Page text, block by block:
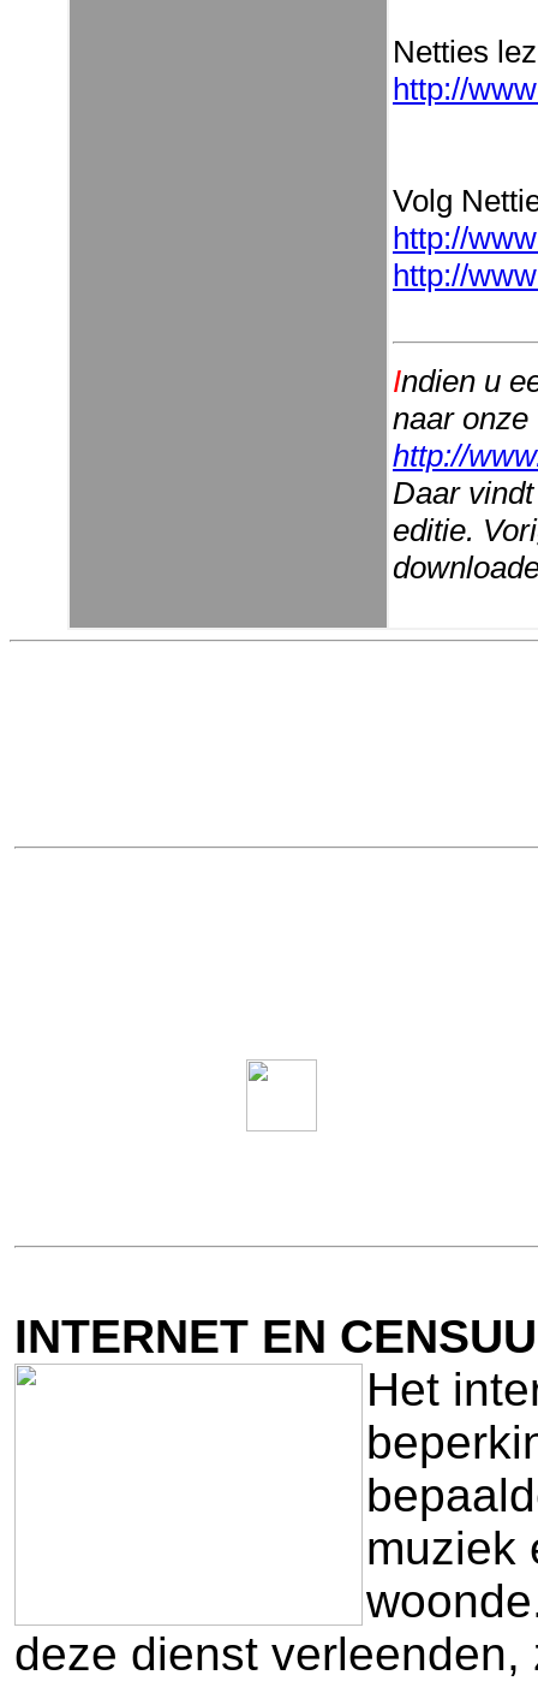
Netties
http://
Volg
http://
http://
Indien u
naar
http://
Daar
editie.
INTERNET EN
Het
muziek
deze dienst